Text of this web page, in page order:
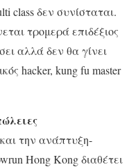
class δεν συνίσταται.
τρομερά επιδέξιος
αλλά δεν θα γίνει
hacker, kung fu master
την ανάπτυξη-
Hong Kong διαθέτει